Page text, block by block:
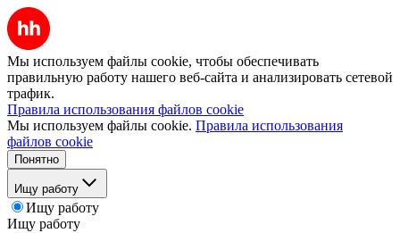
Мы используем файлы cookie, чтобы обеспечивать
правильную работу нашего веб-сайта и анализировать сетевой
трафик.
Правила использования файлов cookie
Мы используем файлы cookie. Правила использования
файлов cookie
Понятно
Ищу работу
Ищу работу
Ищу работу